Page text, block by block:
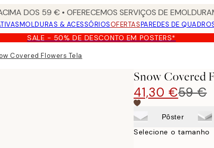
DOS 59 € • OFERECEMOS SERVIÇOS DE
MOLDURAS & ACESSÓRIOSOFERTASPAREDES DE
SALE - 50% DE DESCONTO EM POSTERS*
Covered Flowers Tela
Snow Covered
41,30 €59 €
Pôster
Selecione o tamanho